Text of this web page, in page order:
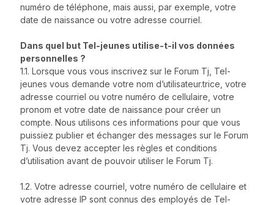
numéro de téléphone, mais aussi, par exemple, votre
date de naissance ou votre adresse courriel.
Dans quel but Tel-jeunes utilise-t-il vos données
personnelles ?
1.1. Lorsque vous vous inscrivez sur le Forum Tj, Tel-
jeunes vous demande votre nom d’utilisateur.trice, votre
adresse courriel ou votre numéro de cellulaire, votre
pronom et votre date de naissance pour créer un
compte. Nous utilisons ces informations pour que vous
puissiez publier et échanger des messages sur le Forum
Tj. Vous devez accepter les règles et conditions
d’utilisation avant de pouvoir utiliser le Forum Tj.
1.2. Votre adresse courriel, votre numéro de cellulaire et
votre adresse IP sont connus des employés de Tel-